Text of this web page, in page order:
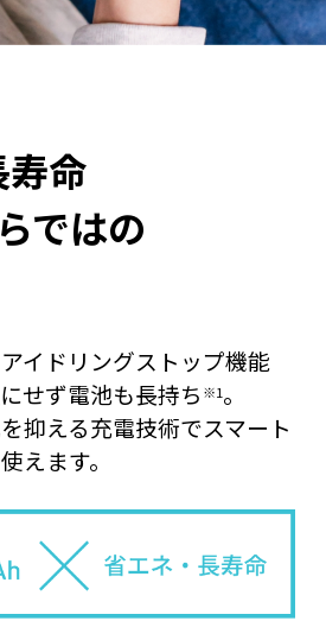
命
ではの
イドリングストップ機能
せず電池も長持ち ※1。
抑える充電技術でスマート
えます。